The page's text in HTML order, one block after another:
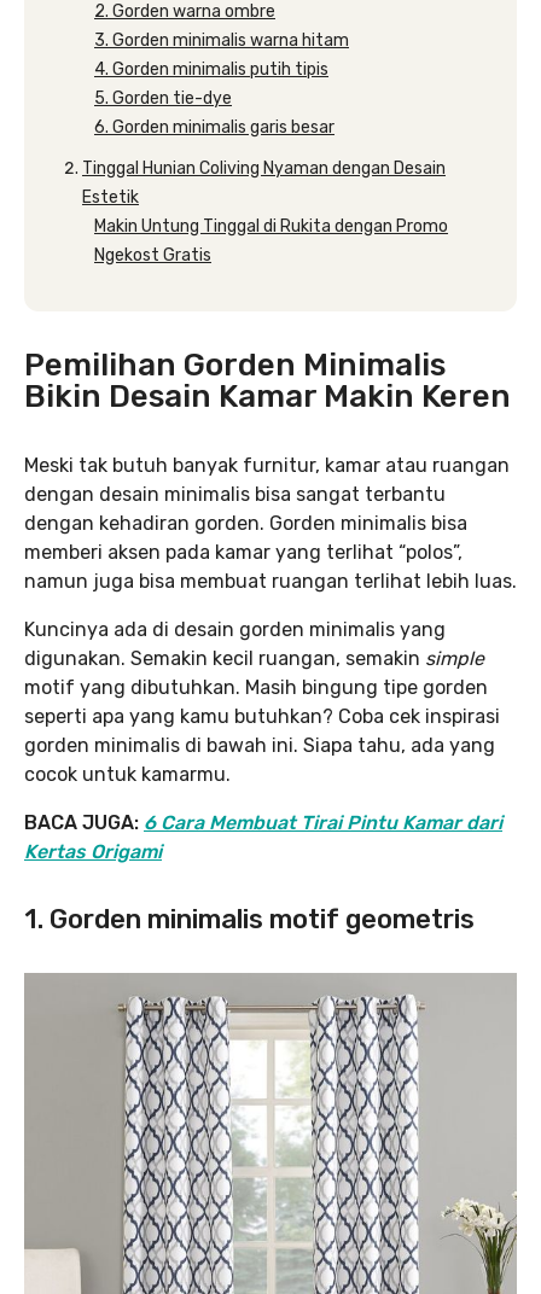
2. Gorden warna ombre
3. Gorden minimalis warna hitam
4. Gorden minimalis putih tipis
5. Gorden tie-dye
6. Gorden minimalis garis besar
Tinggal Hunian Coliving Nyaman dengan Desain
Estetik
Makin Untung Tinggal di Rukita dengan Promo
Ngekost Gratis
Pemilihan Gorden Minimalis
Bikin Desain Kamar Makin Keren
Meski tak butuh banyak furnitur, kamar atau ruangan
dengan desain minimalis bisa sangat terbantu
dengan kehadiran gorden. Gorden minimalis bisa
memberi aksen pada kamar yang terlihat “polos”,
namun juga bisa membuat ruangan terlihat lebih luas.
Kuncinya ada di desain gorden minimalis yang
digunakan. Semakin kecil ruangan, semakin simple
motif yang dibutuhkan. Masih bingung tipe gorden
seperti apa yang kamu butuhkan? Coba cek inspirasi
gorden minimalis di bawah ini. Siapa tahu, ada yang
cocok untuk kamarmu.
BACA JUGA: 6 Cara Membuat Tirai Pintu Kamar dari
Kertas Origami
1. Gorden minimalis motif geometris